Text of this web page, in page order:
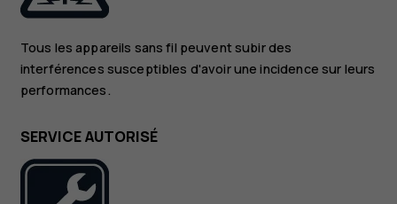
Tous les appareils sans fil peuvent subir des
interférences susceptibles d'avoir une incidence sur leurs
performances.
SERVICE AUTORISÉ